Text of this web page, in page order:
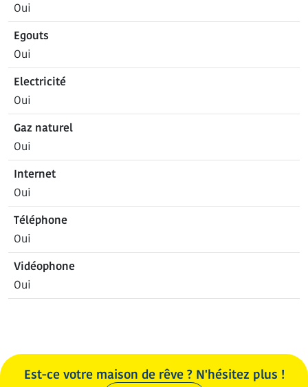
Oui
Egouts
Oui
Electricité
Oui
Gaz naturel
Oui
Internet
Oui
Téléphone
Oui
Vidéophone
Oui
Est-ce votre maison de rêve ? N'hésitez plus !